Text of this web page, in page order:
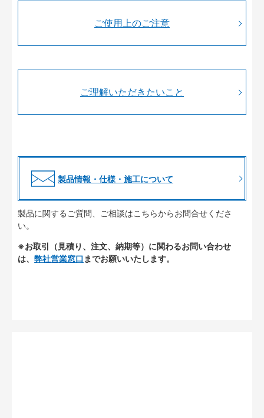
ご使用上のご注意
ご理解いただきたいこと
製品情報・仕様・施工について
製品に関するご質問、ご相談はこちらからお問合せくださ
い。
※お取引（見積り、注文、納期等）に関わるお問い合わせ
は、 弊社営業窓口 までお願いいたします。